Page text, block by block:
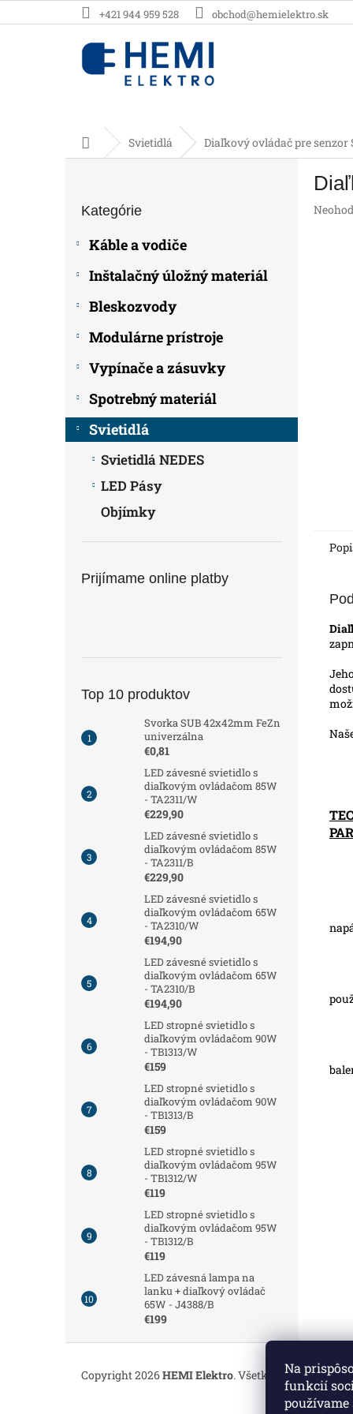
Na
funkcií
na
+421 944 959 528 obchod@hemielektro.sk
DomovSvietidlá Diaľkový ovládač pre senzor
kategórie
Kategórie
Káble a vodiče
Inštalačný úložný materiál
Bleskozvody
Modulárne prístroje
Vypínače a zásuvky
Spotrebný materiál
Svietidlá
Svietidlá NEDES
LED Pásy
Objímky
Prijímame online platby
Top 10 produktov
Svorka SUB 42x42mm FeZn
univerzálna
€0,81
LED závesné svietidlo s
diaľkovým ovládačom 85W
- TA2311/W
€229,90
LED závesné svietidlo s
diaľkovým ovládačom 85W
- TA2311/B
€229,90
LED závesné svietidlo s
diaľkovým ovládačom 65W
- TA2310/W
€194,90
LED závesné svietidlo s
diaľkovým ovládačom 65W
- TA2310/B
€194,90
LED stropné svietidlo s
diaľkovým ovládačom 90W
- TB1313/W
€159
LED stropné svietidlo s
diaľkovým ovládačom 90W
- TB1313/B
€159
LED stropné svietidlo s
diaľkovým ovládačom 95W
- TB1312/W
€119
LED stropné svietidlo s
diaľkovým ovládačom 95W
- TB1312/B
€119
LED závesná lampa na
lanku + diaľkový ovládač
65W - J4388/B
€199
Copyright 2026HEMI Elektro. Všetky práva